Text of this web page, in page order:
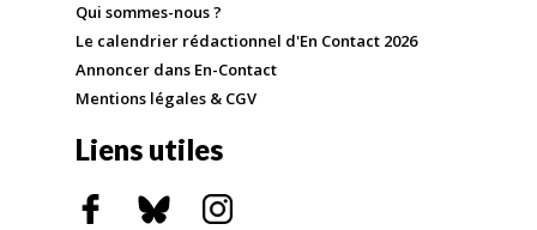
Qui sommes-nous ?
Le calendrier rédactionnel d'En Contact 2026
Annoncer dans En-Contact
Mentions légales & CGV
Liens utiles